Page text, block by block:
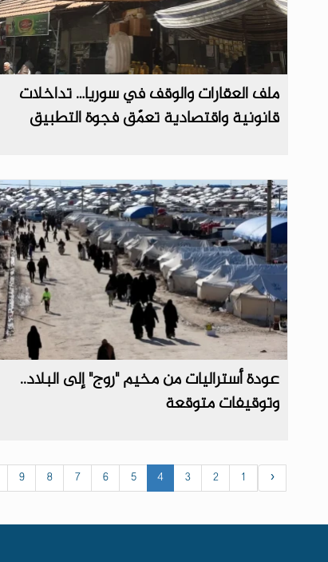
ملف العقارات والوقف في سوريا… تداخلات
قانونية واقتصادية تعمّق فجوة التطبيق
عودة أستراليات من مخيم "روج" إلى البلاد..
وتوقيفات متوقعة
‹
1
2
3
4
5
6
7
8
9